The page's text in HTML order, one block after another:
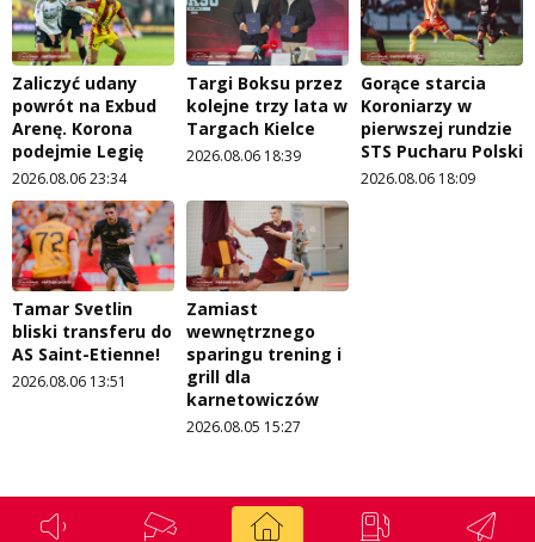
Zaliczyć udany
powrót na Exbud
Arenę. Korona
podejmie Legię
2026.08.06 23:34
Targi Boksu przez
kolejne trzy lata w
Targach Kielce
2026.08.06 18:39
Gorące starcia
Koroniarzy w
pierwszej rundzie
STS Pucharu Polski
2026.08.06 18:09
Tamar Svetlin
bliski transferu do
AS Saint-Etienne!
2026.08.06 13:51
Zamiast
wewnętrznego
sparingu trening i
grill dla
karnetowiczów
2026.08.05 15:27